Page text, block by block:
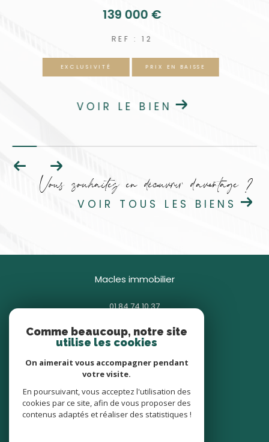
439 900 €
REF : 353
EXCLUSIVITÉ PRIX EN BAISSE
VOIR LE BIEN
Vous souhaitez en découvrir d'avantage ?
VOIR TOUS LES BIENS
macles immobilier
01 84 74 10 37
85 avenue Général Gallieni
93380 pierrefitte-sur-seine
nous suivre sur
Comme beaucoup, notre site
utilise les cookies
On aimerait vous accompagner pendant
votre visite.
En poursuivant, vous acceptez l'utilisation des
cookies par ce site, afin de vous proposer des
contenus adaptés et réaliser des statistiques !